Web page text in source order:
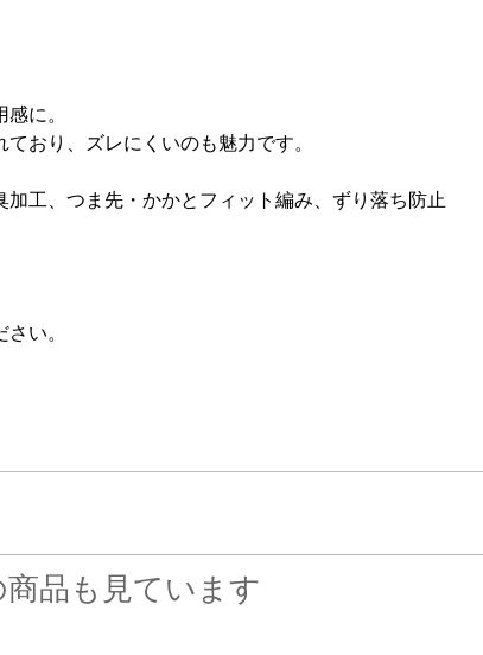
に。
おり、ズレにくいのも魅力です。
工、つま先・かかとフィット編み、ずり落ち防止
い。
品も見ています